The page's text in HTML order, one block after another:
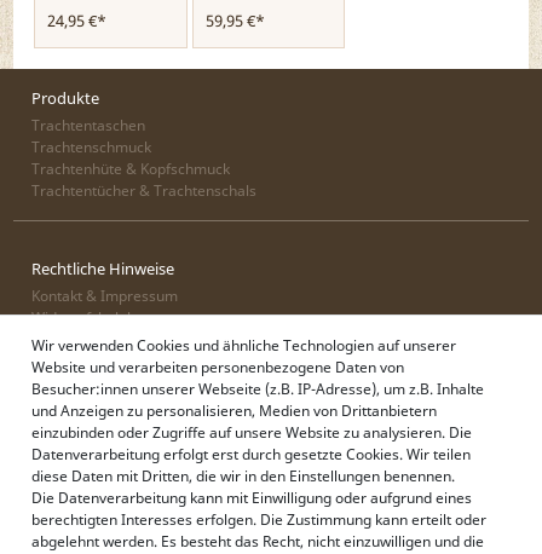
24,95 €* 59,95 €*
Produkte
Trachtentaschen
Trachtenschmuck
Trachtenhüte & Kopfschmuck
Trachtentücher & Trachtenschals
Rechtliche Hinweise
Kontakt & Impressum
Widerrufsbelehrung
Zahlung & Lieferung
Datenschutz
AGB
Alpenflüstern
Philosophie
Händlerbereich
Firmenkunden
Wir verwenden Cookies und ähnliche Technologien auf unserer
Website und verarbeiten personenbezogene Daten von
Besucher:innen unserer Webseite (z.B. IP-Adresse), um z.B. Inhalte
und Anzeigen zu personalisieren, Medien von Drittanbietern
einzubinden oder Zugriffe auf unsere Website zu analysieren. Die
Datenverarbeitung erfolgt erst durch gesetzte Cookies. Wir teilen
diese Daten mit Dritten, die wir in den Einstellungen benennen.
Die Datenverarbeitung kann mit Einwilligung oder aufgrund eines
berechtigten Interesses erfolgen. Die Zustimmung kann erteilt oder
abgelehnt werden. Es besteht das Recht, nicht einzuwilligen und die